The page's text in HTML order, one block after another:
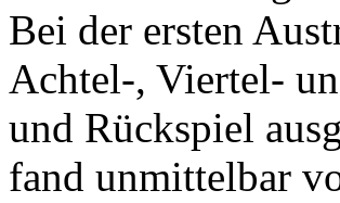
Bei der ersten
Achtel-, Viertel-
und Rückspiel
fand unmittelbar